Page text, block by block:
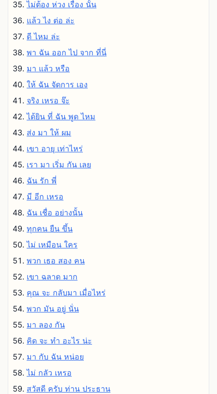
ไม่ต้อง ห่วง เรื่อง นั้น
แล้ว ไง ต่อ ล่ะ
ดี ไหม ล่ะ
พา ฉัน ออก ไป จาก ที่นี่
มา แล้ว หรือ
ให้ ฉัน จัดการ เอง
จริง เหรอ จ๊ะ
ได้ยิน ที่ ฉัน พูด ไหม
ส่ง มา ให้ ผม
เขา อายุ เท่าไหร่
เรา มา เริ่ม กัน เลย
ฉัน รัก พี่
มี อีก เหรอ
ฉัน เชื่อ อย่างนั้น
ทุกคน ยืน ขึ้น
ไม่ เหมือน ใคร
พวก เธอ สอง คน
เขา ฉลาด มาก
คุณ จะ กลับมา เมื่อไหร่
พวก มัน อยู่ นั่น
มา ลอง กัน
คิด จะ ทํา อะไร น่ะ
มา กับ ฉัน หน่อย
ไม่ กลัว เหรอ
สวัสดี ครับ ท่าน ประธาน